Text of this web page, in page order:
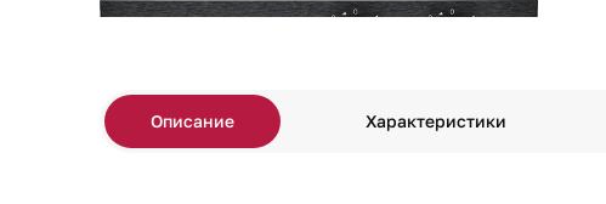
Описание Характеристики